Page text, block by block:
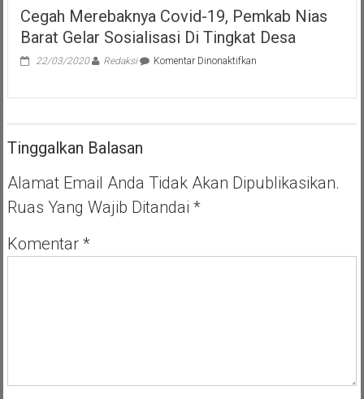
Cegah Merebaknya Covid-19, Pemkab Nias
Barat Gelar Sosialisasi Di Tingkat Desa
22/03/2020 Redaksi Komentar Dinonaktifkanpada
Gelar
Sosialisasi
Tinggalkan Balasan
Alamat Email Anda Tidak Akan Dipublikasikan.
Ruas Yang Wajib Ditandai *
Komentar *